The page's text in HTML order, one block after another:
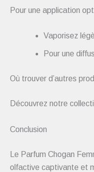
Pour une application
Vaporisez
Pour une
Où trouver d’autres
Découvrez notre
Conclusion
Le Parfum Chogan
olfactive captivante et